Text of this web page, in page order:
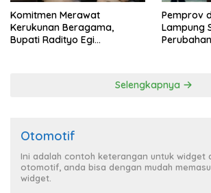
Komitmen Merawat
Kerukunan Beragama,
Bupati Radityo Egi
Pemprov
Lampung
Perubahan
Selengkapnya
Otomotif
Ini adalah contoh keterangan untuk widget
otomotif, anda bisa dengan mudah
widget.